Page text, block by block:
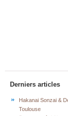
Derniers articles
Hakanai Sonzai &
Toulouse